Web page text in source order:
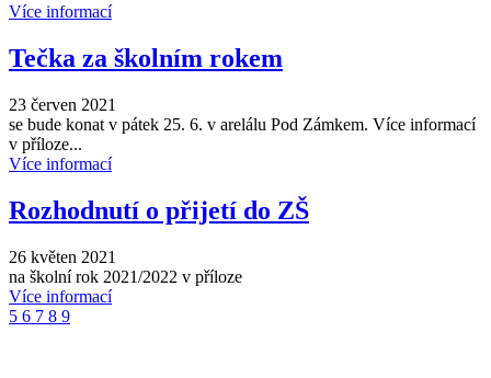
Více informací
Tečka za školním rokem
23 červen 2021
se bude konat v pátek 25. 6. v arelálu Pod Zámkem. Více informací
v příloze...
Více informací
Rozhodnutí o přijetí do ZŠ
26 květen 2021
na školní rok 2021/2022 v příloze
Více informací
5 6 7 8 9